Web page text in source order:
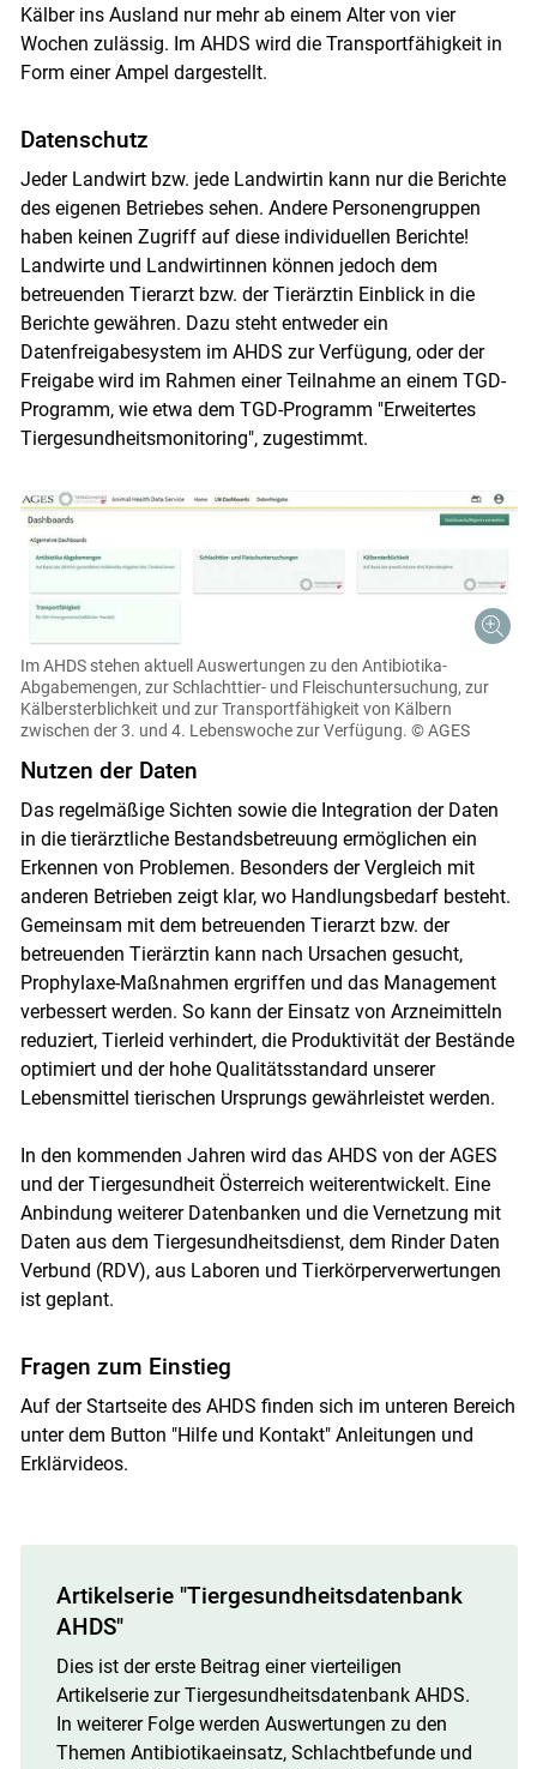
Kälber ins Ausland nur mehr ab einem Alter von vier
Wochen zulässig. Im AHDS wird die Transportfähigkeit in
Form einer Ampel dargestellt.
Datenschutz
Jeder Landwirt bzw. jede Landwirtin kann nur die Berichte
des eigenen Betriebes sehen. Andere Personengruppen
haben keinen Zugriff auf diese individuellen Berichte!
Landwirte und Landwirtinnen können jedoch dem
betreuenden Tierarzt bzw. der Tierärztin Einblick in die
Berichte gewähren. Dazu steht entweder ein
Datenfreigabesystem im AHDS zur Verfügung, oder der
Freigabe wird im Rahmen einer Teilnahme an einem TGD-
Programm, wie etwa dem TGD-Programm "Erweitertes
Tiergesundheitsmonitoring", zugestimmt.
Im AHDS stehen aktuell Auswertungen zu den Antibiotika-
Abgabemengen, zur Schlachttier- und Fleischuntersuchung, zur
Kälbersterblichkeit und zur Transportfähigkeit von Kälbern
zwischen der 3. und 4. Lebenswoche zur Verfügung. © AGES
Nutzen der Daten
Das regelmäßige Sichten sowie die Integration der Daten
in die tierärztliche Bestandsbetreuung ermöglichen ein
Erkennen von Problemen. Besonders der Vergleich mit
anderen Betrieben zeigt klar, wo Handlungsbedarf besteht.
Gemeinsam mit dem betreuenden Tierarzt bzw. der
betreuenden Tierärztin kann nach Ursachen gesucht,
Prophylaxe-Maßnahmen ergriffen und das Management
verbessert werden. So kann der Einsatz von Arzneimitteln
reduziert, Tierleid verhindert, die Produktivität der Bestände
optimiert und der hohe Qualitätsstandard unserer
Lebensmittel tierischen Ursprungs gewährleistet werden.
In den kommenden Jahren wird das AHDS von der AGES
und der Tiergesundheit Österreich weiterentwickelt. Eine
Anbindung weiterer Datenbanken und die Vernetzung mit
Daten aus dem Tiergesundheitsdienst, dem Rinder Daten
Verbund (RDV), aus Laboren und Tierkörperverwertungen
ist geplant.
Fragen zum Einstieg
Auf der Startseite des AHDS finden sich im unteren Bereich
unter dem Button "Hilfe und Kontakt" Anleitungen und
Erklärvideos.
Artikelserie "Tiergesundheitsdatenbank
AHDS"
Dies ist der erste Beitrag einer vierteiligen
Artikelserie zur Tiergesundheitsdatenbank AHDS.
In weiterer Folge werden Auswertungen zu den
Themen Antibiotikaeinsatz, Schlachtbefunde und